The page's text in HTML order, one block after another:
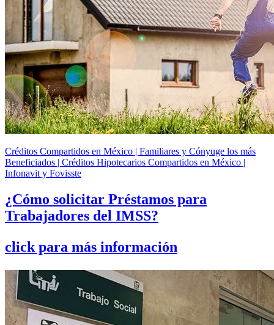
Créditos Compartidos en México | Familiares y Cónyuge los más
Beneficiados | Créditos Hipotecarios Compartidos en México |
Infonavit y Fovisste
¿Cómo solicitar Préstamos para
Trabajadores del IMSS?
click para más información